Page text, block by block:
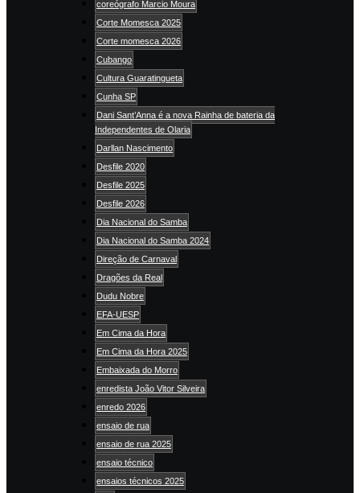
coreógrafo Marcio Moura
Corte Momesca 2025
Corte momesca 2026
Cubango
Cultura Guaratingueta
Cunha SP
Dani Sant’Anna é a nova Rainha de bateria da
Independentes de Olaria
Darllan Nascimento
Desfile 2020
Desfile 2025
Desfile 2026
Dia Nacional do Samba
Dia Nacional do Samba 2024
Direção de Carnaval
Dragões da Real
Dudu Nobre
EFA-UESP
Em Cima da Hora
Em Cima da Hora 2025
Embaixada do Morro
enredista João Vitor Silveira
enredo 2026
ensaio de rua
ensaio de rua 2025
ensaio técnico
ensaios técnicos 2025